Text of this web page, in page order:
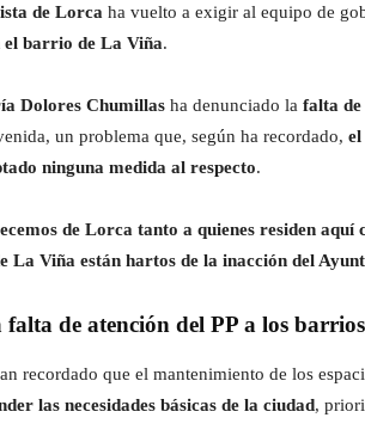
de Lorca ha vuelto a exigir al equipo de
el barrio de La Viña.
Dolores Chumillas ha denunciado la falta de
un problema que, según ha recordado, el
ninguna medida al respecto.
de Lorca tanto a quienes residen aquí
La Viña están hartos de la inacción del
de atención del PP a los
recordado que el mantenimiento de los
las necesidades básicas de la ciudad,